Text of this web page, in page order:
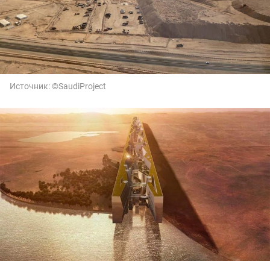
Источник:©SaudiProject